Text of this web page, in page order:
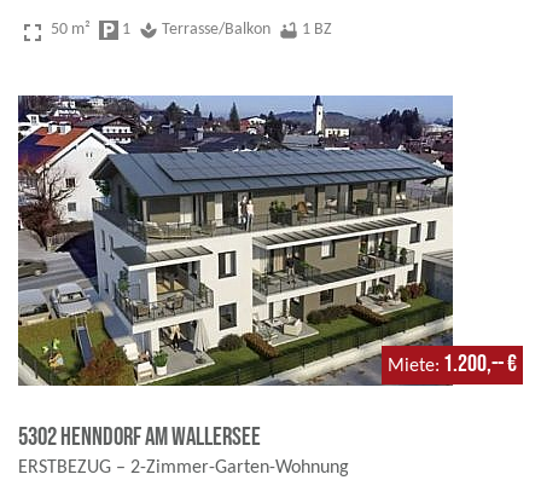
fullscreen 50 m² local_parking 1 spa Terrasse/Balkon bathtub 1 BZ
Miete 1.200,-- €
5302 Henndorf am Wallersee
ERSTBEZUG – 2-Zimmer-Garten-Wohnung